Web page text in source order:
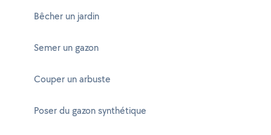
Bêcher un jardin
Semer un gazon
Couper un arbuste
Poser du gazon synthétique